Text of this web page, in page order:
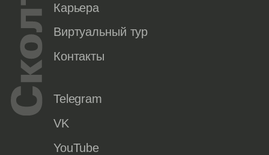
Карьера
Виртуальный тур
Контакты
Telegram
VK
YouTube